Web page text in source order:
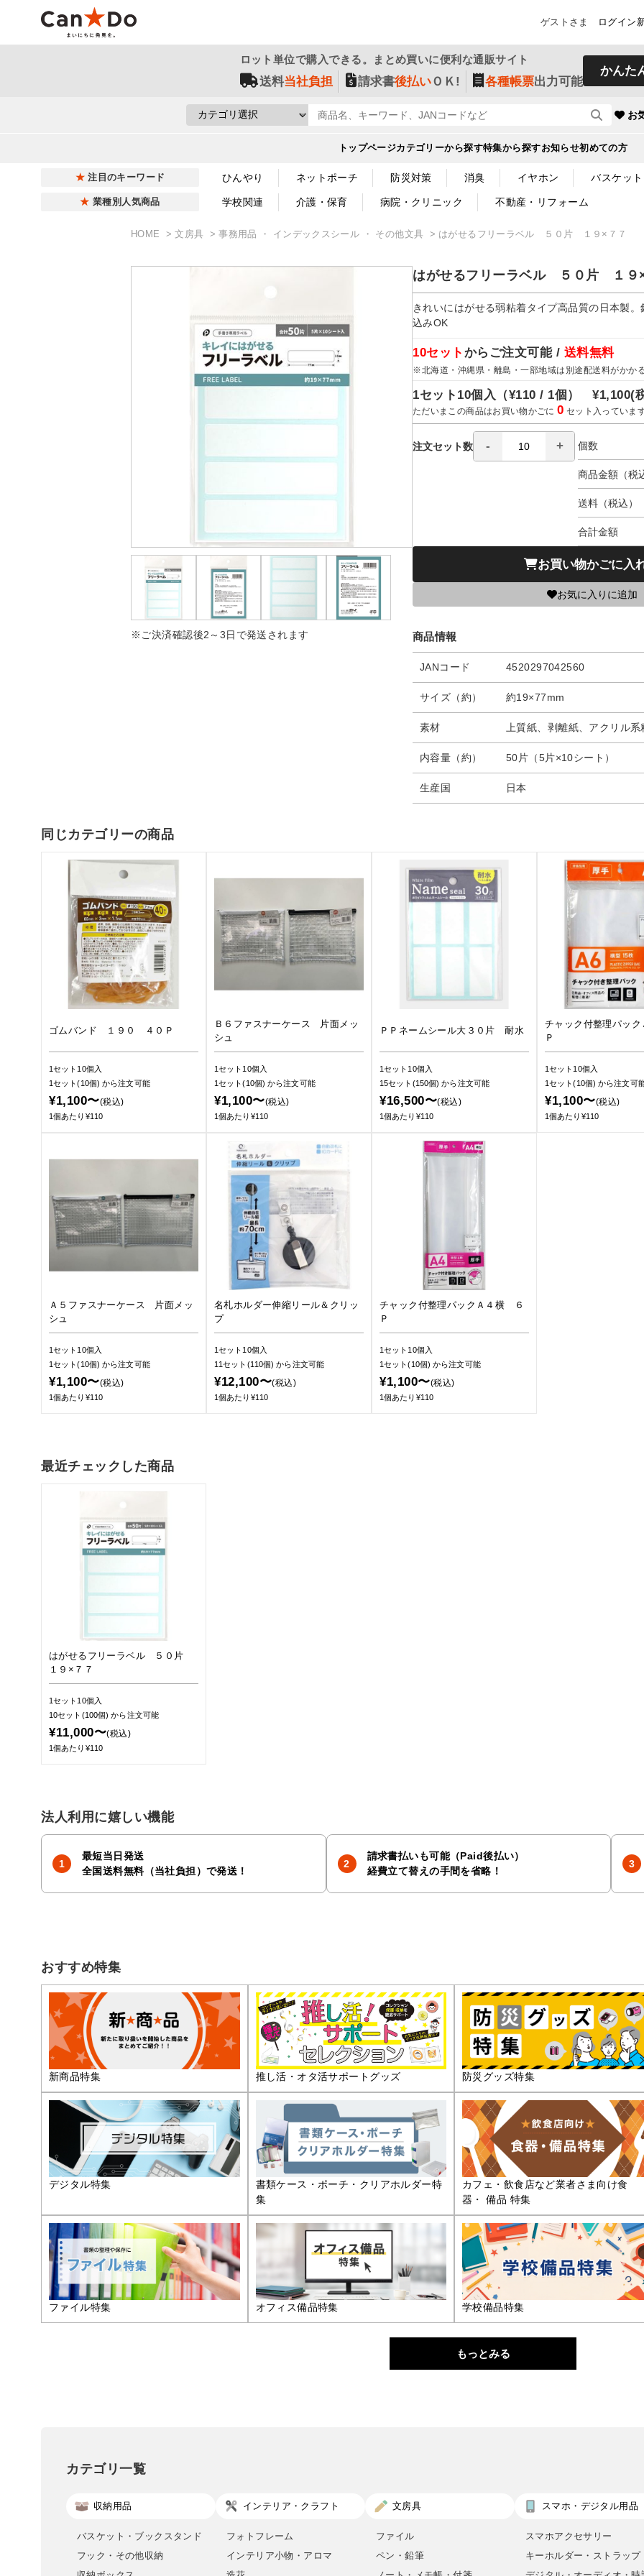
ゲストさま ログイン
ロット単位で購入できる。まとめ買いに便利な通販サイト
送料当社負担 請求書後払いＯＫ! 各種帳票出力可能
かんた
お
トップページカテゴリーから探す特集から探すお知らせ初めての方
注目のキーワード ひんやり ネットポーチ 防災対策 消臭 イヤホン バスケット
業種別人気商品 学校関連 介護・保育 病院・クリニック 不動産・リフォーム
HOME 文房具 事務用品 ・ インデックスシール ・ その他文具 はがせるフリーラベル ５０片 １９×７７
※ご決済確認後2～3日で発送されます
はがせるフリーラベル ５０片 １９
きれいにはがせる弱粘着タイプ高品質の日本製
込みOK
10セット からご注文可能 / 送料無料
※北海道・沖縄県・離島・一部地域は別途配送料がかか
1セット10個入（¥110 / 1個）¥1,100(
ただいまこの商品はお買い物かごに0 セット入っていま
注文セット数 個数
商品金額（税
送料（税込）
合計金額
お買い物かごに入
お気に入りに追加
商品情報
JANコード 4520297042560
サイズ（約） 約19×77mm
素材 上質紙、剥離紙、アクリル
内容量（約） 50片（5片×10シート）
生産国 日本
同じカテゴリーの商品
ゴムバンド １９０ ４０Ｐ
1セット10個入
1セット(10個)から注文可能
¥1,100〜(税込)
1個あたり¥110
Ｂ６ファスナーケース 片面メッ
シュ
1セット10個入
1セット(10個)から注文可能
¥1,100〜(税込)
1個あたり¥110
ＰＰネームシール大３０片 耐水
1セット10個入
15セット(150個)から注文可能
¥16,500〜(税込)
1個あたり¥110
チャック付整理パック
Ｐ
1セット10個入
1セット(10個)から注文可
¥1,100〜(税込)
1個あたり¥110
Ａ５ファスナーケース 片面メッ
シュ
1セット10個入
1セット(10個)から注文可能
¥1,100〜(税込)
1個あたり¥110
名札ホルダー伸縮リール＆クリッ
プ
1セット10個入
11セット(110個)から注文可能
¥12,100〜(税込)
1個あたり¥110
チャック付整理パックＡ４横 ６
Ｐ
1セット10個入
1セット(10個)から注文可能
¥1,100〜(税込)
1個あたり¥110
最近チェックした商品
はがせるフリーラベル ５０片
１９×７７
1セット10個入
10セット(100個)から注文可能
¥11,000〜(税込)
1個あたり¥110
法人利用に嬉しい機能
最短当日発送
全国送料無料（当社負担）で発送！
請求書払いも可能（Paid後払い）
経費立て替えの手間を省略！
おすすめ特集
新商品特集 推し活・オタ活サポートグッズ 防災グッズ特集
デジタル特集
書類ケース・ポーチ・クリアホルダー特
集
カフェ・飲食店など業者さま向け食
器・ 備品 特集
ファイル特集 オフィス備品特集 学校備品特集
もっとみる
カテゴリ一覧
収納用品
バスケット・ブックスタンド
フック・その他収納
インテリア・クラフト
フォトフレーム
インテリア小物・アロマ
文房具
ファイル
ペン・鉛筆
スマホ・デジタル用品
スマホアクセサリー
キーホルダー・ストラップ